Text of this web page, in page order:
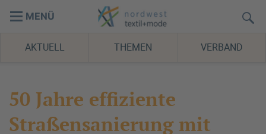
MENÜ
AKTUELL THEMEN VERBAND
50 Jahre effiziente
Straßensanierung mit